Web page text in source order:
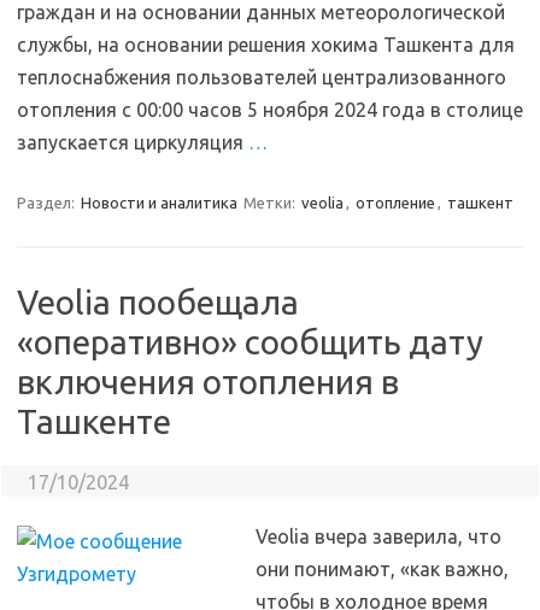
граждан и на основании данных метеорологической
службы, на основании решения хокима Ташкента для
теплоснабжения пользователей централизованного
отопления с 00:00 часов 5 ноября 2024 года в столице
запускается циркуляция …
Раздел: Новости и аналитика Метки: veolia , отопление , ташкент
Veolia пообещала
«оперативно» сообщить дату
включения отопления в
Ташкенте
17/10/2024
Veolia вчера заверила, что
они понимают, «как важно,
чтобы в холодное время